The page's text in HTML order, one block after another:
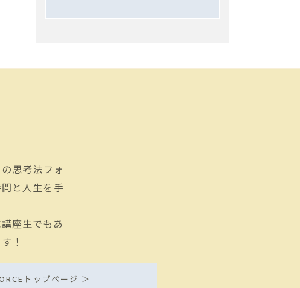
思考法フォ
と人生を手
座生でもあ
！
トップページ ＞